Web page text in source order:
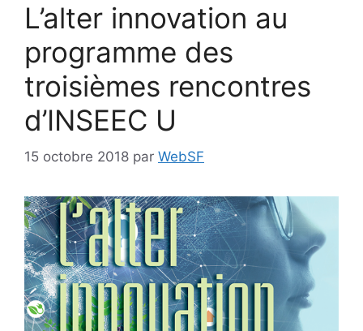
L’alter innovation au
programme des
troisièmes rencontres
d’INSEEC U
15 octobre 2018 par WebSF